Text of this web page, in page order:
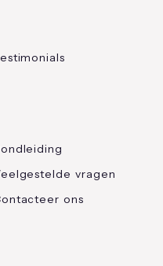
vragen
ons